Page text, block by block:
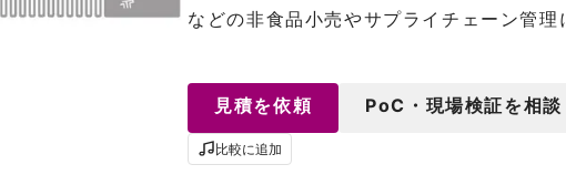
などの非食品小売やサプライチェーン管理
見積を依頼 PoC・現場検証を相談
比較に追加